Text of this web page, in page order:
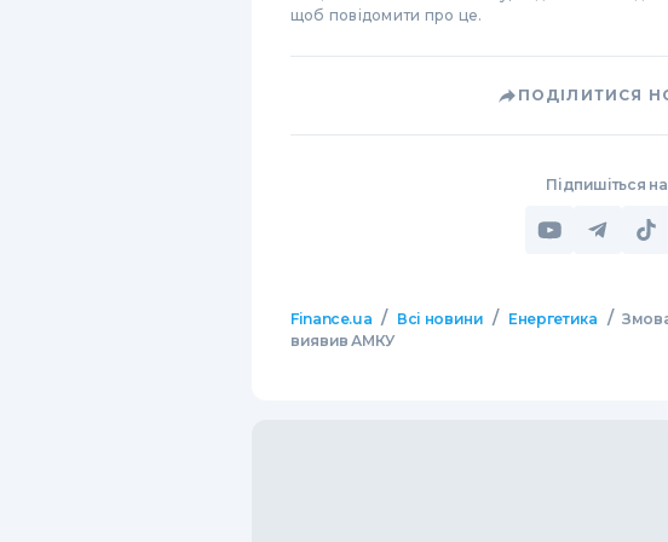
щоб повідомити про це.
ПОДІЛИТИСЯ
Підпишіться
Finance.ua / Всі новини / Енергетика /
виявив АМКУ